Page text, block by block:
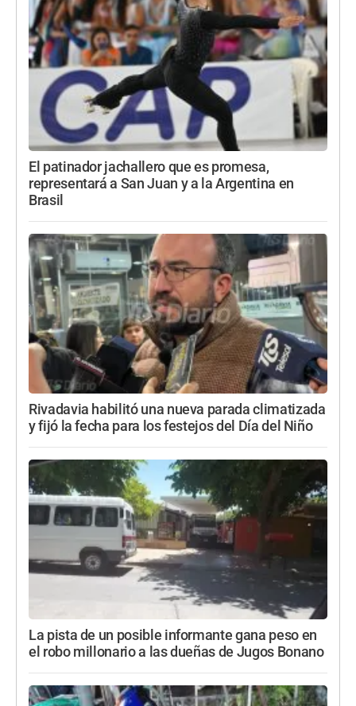
El patinador jachallero que es promesa,
representará a San Juan y a la Argentina en
Brasil
Rivadavia habilitó una nueva parada climatizada
y fijó la fecha para los festejos del Día del Niño
La pista de un posible informante gana peso en
el robo millonario a las dueñas de Jugos Bonano